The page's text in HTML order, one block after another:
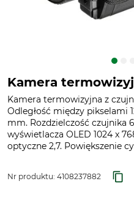
Kamera
Kamera termowizyjna z
Odległość między pikselami
mm. Rozdzielczość czujnika
wyświetlacza OLED 1024 x
optyczne 2,7. Powiększenie
Nr produktu: 4108237882